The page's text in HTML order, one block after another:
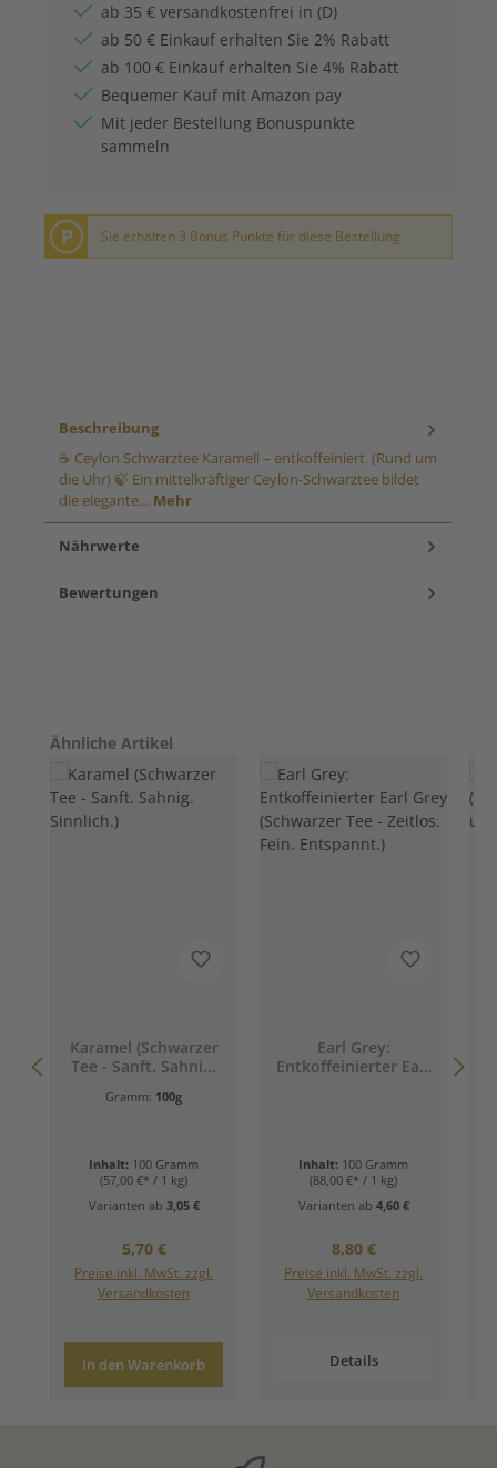
ab 35 € versandkostenfrei in (D)
ab 50 € Einkauf erhalten Sie 2% Rabatt
ab 100 € Einkauf erhalten Sie 4% Rabatt
Bequemer Kauf mit Amazon pay
Mit jeder Bestellung Bonuspunkte
sammeln
P Sie erhalten 3 Bonus Punkte für diese Bestellung
Beschreibung
☕ Ceylon Schwarztee Karamell – entkoffeiniert (Rund um
die Uhr) 🍃 Ein mittelkräftiger Ceylon-Schwarztee bildet
die elegante… Mehr
Nährwerte
Bewertungen
Produktgalerie überspringen
Ähnliche Artikel
Karamel (Schwarzer
Tee - Sanft. Sahnig.
Gramm: 100g
Inhalt: 100 Gramm
(57,00 €* / 1 kg)
Varianten ab 3,05 €
Regulärer Preis:
5,70 €
Preise inkl. MwSt. zzgl.
Versandkosten
In den Warenkorb
Earl Grey:
Entkoffeinierter Earl
Inhalt: 100 Gramm
(88,00 €* / 1 kg)
Varianten ab 4,60 €
Regulärer Preis:
8,80 €
Preise inkl. MwSt. zzgl.
Versandkosten
Details